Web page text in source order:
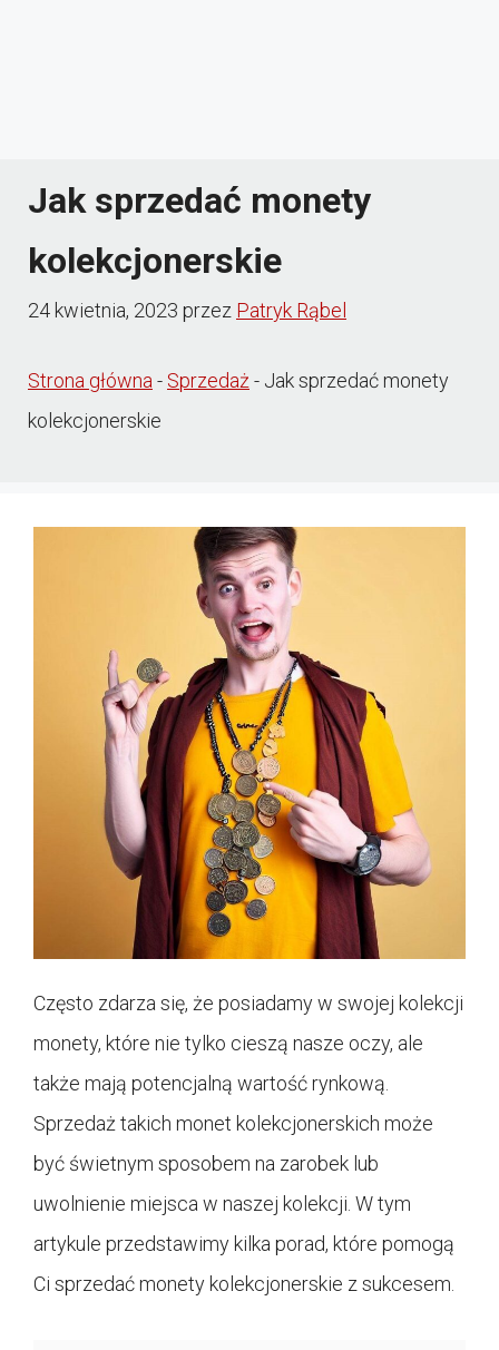
Jak sprzedać monety
kolekcjonerskie
24 kwietnia, 2023 przez Patryk Rąbel
Strona główna- Sprzedaż- Jak sprzedać monety
kolekcjonerskie
Często zdarza się, że posiadamy w swojej kolekcji
monety, które nie tylko cieszą nasze oczy, ale
także mają potencjalną wartość rynkową.
Sprzedaż takich monet kolekcjonerskich może
być świetnym sposobem na zarobek lub
uwolnienie miejsca w naszej kolekcji. W tym
artykule przedstawimy kilka porad, które pomogą
Ci sprzedać monety kolekcjonerskie z sukcesem.